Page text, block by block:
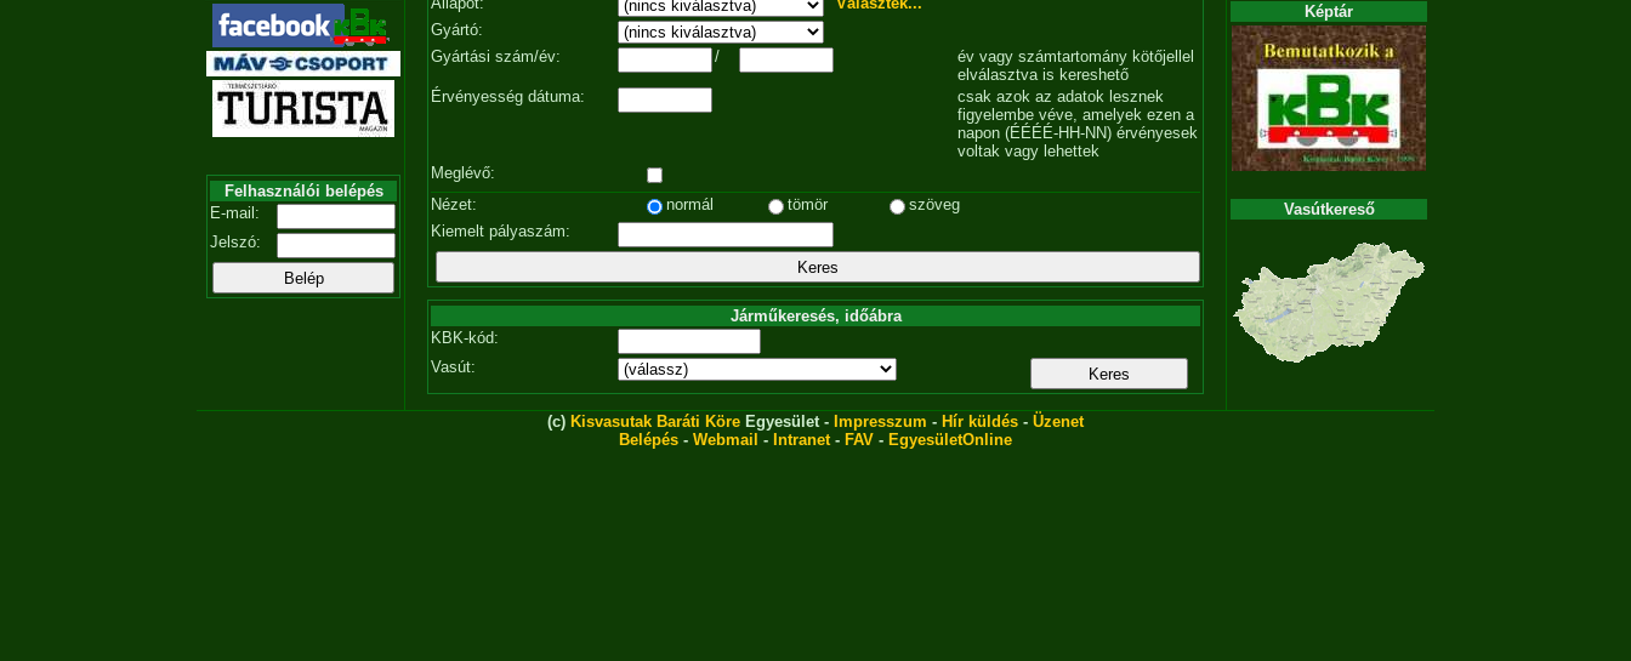
Felhasználói belépés
E-mail:
Jelszó:
Gyártó:
Gyártási szám/év:
/
év vagy számtartomány kötőjellel
elválasztva is kereshető
Érvényesség dátuma:
csak azok az adatok lesznek
figyelembe véve, amelyek ezen a
napon (ÉÉÉÉ-HH-NN) érvényesek
voltak vagy lehettek
Meglévő:
Nézet:
normál tömör
szöveg
Kiemelt pályaszám:
Járműkeresés, időábra
KBK-kód:
Vasút:
Képtár
Vasútkereső
(c) Kisvasutak Baráti Köre Egyesület - Impresszum - Hír küldés - Üzenet
Belépés - Webmail - Intranet- FAV - EgyesületOnline